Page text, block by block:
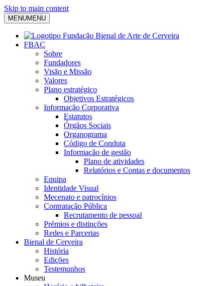
Skip to main content
MENUMENU
FBAC
Sobre
Fundadores
Visão e Missão
Valores
Plano estratégico
Objetivos Estratégicos
Informação Corporativa
Estatutos
Órgãos Sociais
Organograma
Código de Conduta
Informação de gestão
Plano de atividades
Relatórios e Contas e documentos
Equipa
Identidade Visual
Mecenato e patrocínios
Contratação Pública
Recrutamento de pessoal
Prémios e distinções
Redes e Parcerias
Bienal de Cerveira
História
Edições
Testemunhos
Museu